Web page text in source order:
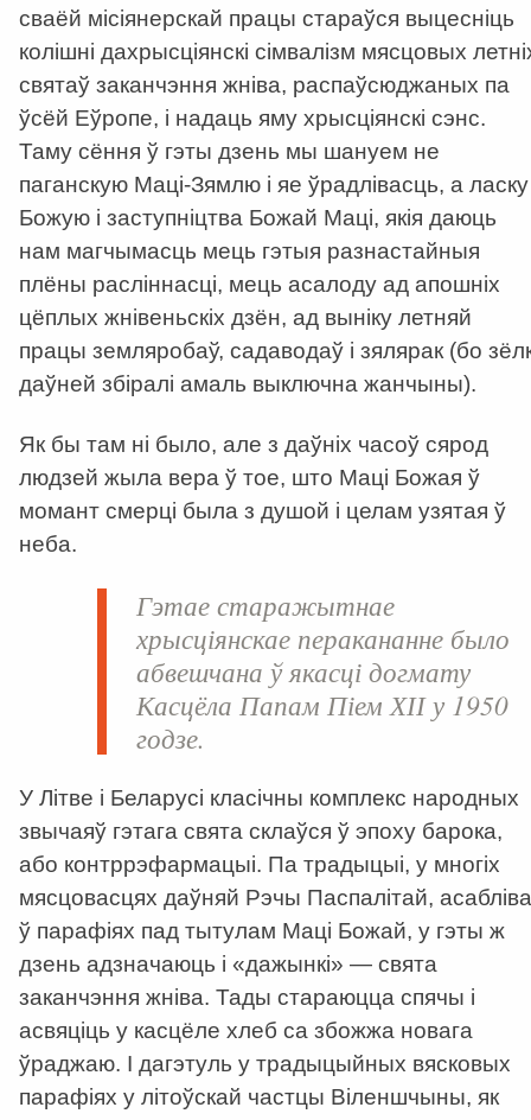
сваёй місіянерскай працы стараўся выцесніць
колішні дахрысціянскі сімвалізм мясцовых
святаў заканчэння жніва, распаўсюджаных па
ўсёй Еўропе, і надаць яму хрысціянскі сэнс.
Таму сёння ў гэты дзень мы шануем не
паганскую Маці-Зямлю і яе ўрадлівасць, а ласку
Божую і заступніцтва Божай Маці, якія даюць
нам магчымасць мець гэтыя разнастайныя
плёны расліннасці, мець асалоду ад апошніх
цёплых жнівеньскіх дзён, ад выніку летняй
працы земляробаў, садаводаў і зялярак (бо
даўней збіралі амаль выключна жанчыны).
Як бы там ні было, але з даўніх часоў сярод
людзей жыла вера ў тое, што Маці Божая ў
момант смерці была з душой і целам узятая ў
неба.
Гэтае старажытнае
хрысціянскае перакананне было
абвешчана ў якасці догмату
Касцёла Папам Піем ХІІ у 1950
годзе.
У Літве і Беларусі класічны комплекс народных
звычаяў гэтага свята склаўся ў эпоху барока,
або контррэфармацыі. Па традыцыі, у многіх
мясцовасцях даўняй Рэчы Паспалітай, асабліва
ў парафіях пад тытулам Маці Божай, у гэты ж
дзень адзначаюць і «дажынкі» — свята
заканчэння жніва. Тады стараюцца спячы і
асвяціць у касцёле хлеб са збожжа новага
ўраджаю. І дагэтуль у традыцыйных вясковых
парафіях у літоўскай частцы Віленшчыны, як